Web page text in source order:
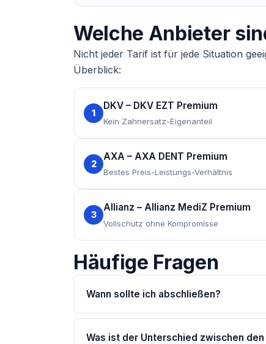
Welche Anbieter
Nicht jeder Tarif ist für jede Situation
Überblick:
1
DKV – DKV EZT Premium
Kein Zahnersatz-Eigenanteil
2
AXA – AXA DENT Premium
Bestes Preis-Leistungs-Verhältnis
3
Allianz – Allianz MediZ Premium
Vollschutz ohne Kompromisse
Häufige Fragen
Wann sollte ich abschließen?
Was ist der Unterschied zwischen